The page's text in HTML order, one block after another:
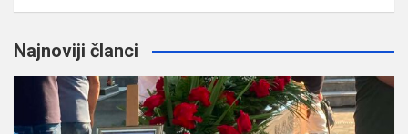
Najnoviji članci